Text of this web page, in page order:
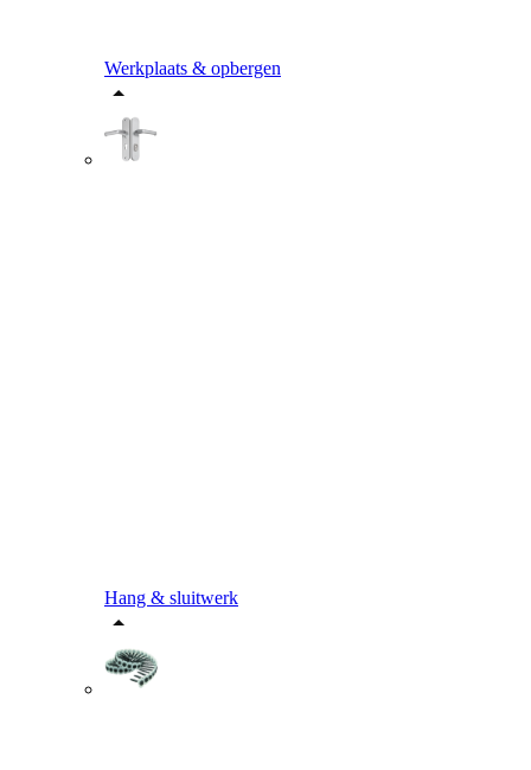
Werkplaats & opbergen
Hang & sluitwerk